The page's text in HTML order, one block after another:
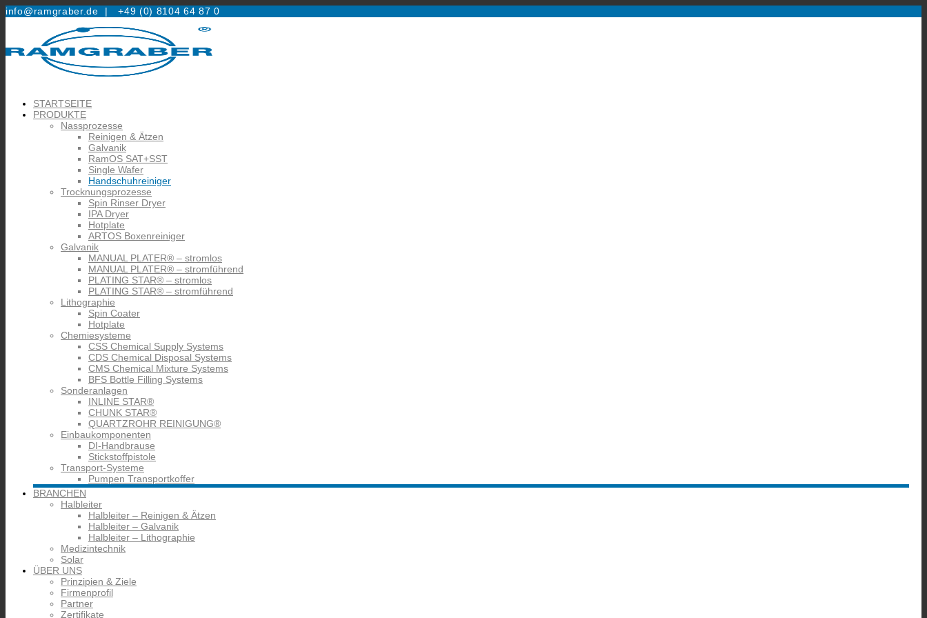
info@ramgraber.de | +49 (0) 8104 64 87 0
STARTSEITE
PRODUKTE
Nassprozesse
Reinigen & Ätzen
Galvanik
RamOS SAT+SST
Single Wafer
Handschuhreiniger
Trocknungsprozesse
Spin Rinser Dryer
IPA Dryer
Hotplate
ARTOS Boxenreiniger
Galvanik
MANUAL PLATER® – stromlos
MANUAL PLATER® – stromführend
PLATING STAR® – stromlos
PLATING STAR® – stromführend
Lithographie
Spin Coater
Hotplate
Chemiesysteme
CSS Chemical Supply Systems
CDS Chemical Disposal Systems
CMS Chemical Mixture Systems
BFS Bottle Filling Systems
Sonderanlagen
INLINE STAR®
CHUNK STAR®
QUARTZROHR REINIGUNG®
Einbaukomponenten
DI-Handbrause
Stickstoffpistole
Transport-Systeme
Pumpen Transportkoffer
BRANCHEN
Halbleiter
Halbleiter – Reinigen & Ätzen
Halbleiter – Galvanik
Halbleiter – Lithographie
Medizintechnik
Solar
ÜBER UNS
Prinzipien & Ziele
Firmenprofil
Partner
Zertifikate